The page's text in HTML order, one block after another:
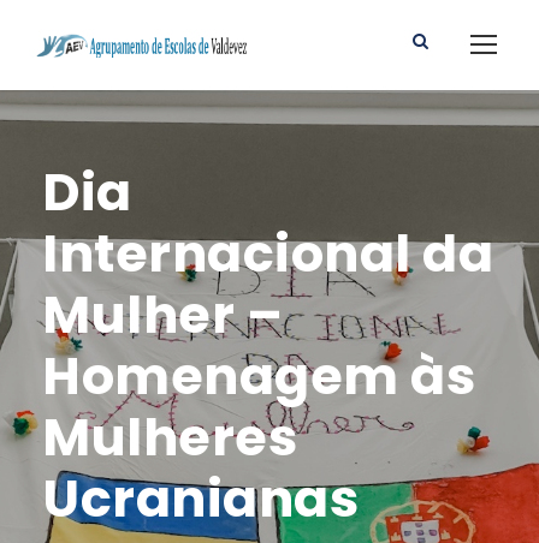
Dia
Internacional da
Mulher –
Homenagem às
Mulheres
Ucranianas